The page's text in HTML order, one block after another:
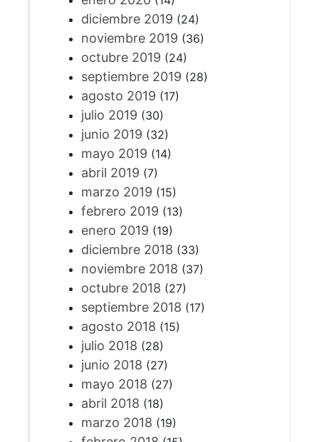
diciembre 2019 (24)
noviembre 2019 (36)
octubre 2019 (24)
septiembre 2019 (28)
agosto 2019 (17)
julio 2019 (30)
junio 2019 (32)
mayo 2019 (14)
abril 2019 (7)
marzo 2019 (15)
febrero 2019 (13)
enero 2019 (19)
diciembre 2018 (33)
noviembre 2018 (37)
octubre 2018 (27)
septiembre 2018 (17)
agosto 2018 (15)
julio 2018 (28)
junio 2018 (27)
mayo 2018 (27)
abril 2018 (18)
marzo 2018 (19)